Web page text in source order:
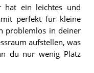
hat ein leichtes und
perfekt für kleine
problemlos in deiner
aufstellen, was
du nur wenig Platz